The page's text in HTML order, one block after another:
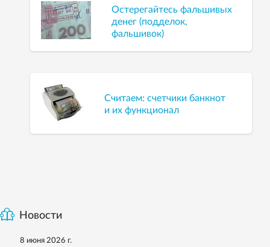
Остерегайтесь фальшивых
денег (подделок,
фальшивок)
Считаем: счетчики банкнот
и их функционал
Новости
8 июня 2026 г.